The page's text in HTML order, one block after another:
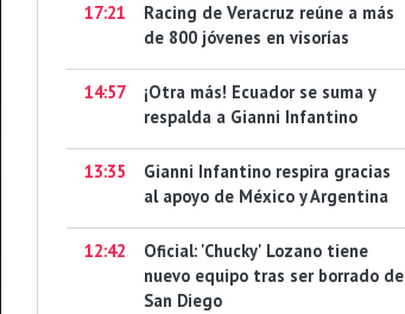
17:21
Racing de Veracruz reúne a más
de 800 jóvenes en visorías
14:57
¡Otra más! Ecuador se suma y
respalda a Gianni Infantino
13:35
Gianni Infantino respira gracias
al apoyo de México y Argentina
12:42
Oficial: 'Chucky' Lozano tiene
nuevo equipo tras ser borrado de
San Diego